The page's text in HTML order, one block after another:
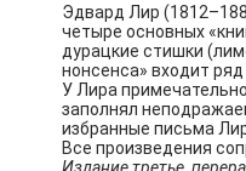
Эдвард Лир
четыре основных
дурацкие стишки
нонсенса» входит
У Лира
заполнял
избранные письма
Все произведения
Издание третье,